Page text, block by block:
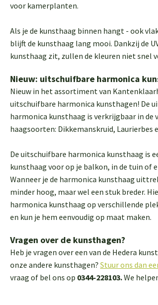
voor kamerplanten.
Als je de kunsthaag binnen hangt - ook
blijft de kunsthaag lang mooi. Dankzij de
kunsthaag zit, zullen de kleuren niet snel
Nieuw: uitschuifbare harmonica
Nieuw in het assortiment van
uitschuifbare harmonica kunsthagen! De
harmonica kunsthaag is verkrijgbaar in de
haagsoorten: Dikkemanskruid, Laurierbes
De uitschuifbare harmonica kunsthaag is
kunsthaag voor op je balkon, in de tuin of
Wanneer je de harmonica kunsthaag
minder hoog, maar wel een stuk breder.
harmonica kunsthaag op verschillende
en kun je hem eenvoudig op maat maken.
Vragen over de kunsthagen?
Heb je vragen over een van de Hedera
onze andere kunsthagen? Stuur ons dan
vraag of bel ons op 0344-228103.We